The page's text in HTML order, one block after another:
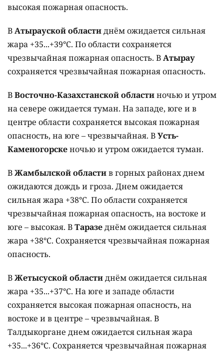
высокая пожарная опасность.
ВАтырауской областиднём ожидается сильная
жара +35...+39°C. По области сохраняется
чрезвычайная пожарная опасность. ВАтырау
сохраняется чрезвычайная пожарная опасность.
ВВосточно-Казахстанской областиночью и утром
на севере ожидается туман. На западе, юге и в
центре области сохраняется высокая пожарная
опасность, на юге – чрезвычайная. ВУсть-
Каменогорскеночью и утром ожидается туман.
ВЖамбылской областив горных районах днем
ожидаются дождь и гроза. Днем ожидается
сильная жара +38°C. По области сохраняется
чрезвычайная пожарная опасность, на востоке и
юге – высокая. ВТаразеднём ожидается сильная
жара +38°C. Сохраняется чрезвычайная пожарная
опасность.
ВЖетысуской областиднём ожидается сильная
жара +35...+37°C. На юге и западе области
сохраняется высокая пожарная опасность, на
востоке и в центре – чрезвычайная. В
Талдыкоргане днем ожидается сильная жара
+35...+36°C. Сохраняется чрезвычайная пожарная